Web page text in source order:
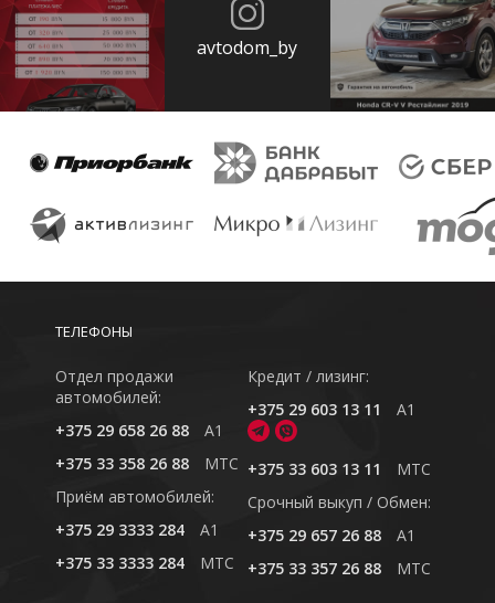
avtodom_by
ТЕЛЕФОНЫ
Отдел продажи
автомобилей:
+375 29 658 26 88
A1
+375 33 358 26 88
MTC
Приём автомобилей:
+375 29 3333 284
A1
+375 33 3333 284
MTC
Кредит / лизинг:
+375 29 603 13 11
A1
+375 33 603 13 11
MTC
Cрочный выкуп / Обмен:
+375 29 657 26 88
A1
+375 33 357 26 88
MTC